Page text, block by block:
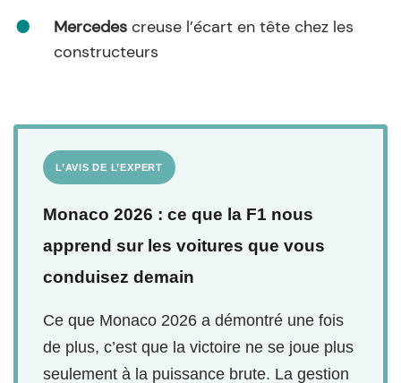
Mercedes creuse l’écart en tête chez les
constructeurs
L’AVIS DE L’EXPERT
Monaco 2026 : ce que la F1 nous
apprend sur les voitures que vous
conduisez demain
Ce que Monaco 2026 a démontré une fois
de plus, c’est que la victoire ne se joue plus
seulement à la puissance brute. La gestion